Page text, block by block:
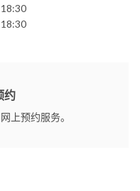
约
上预约服务。